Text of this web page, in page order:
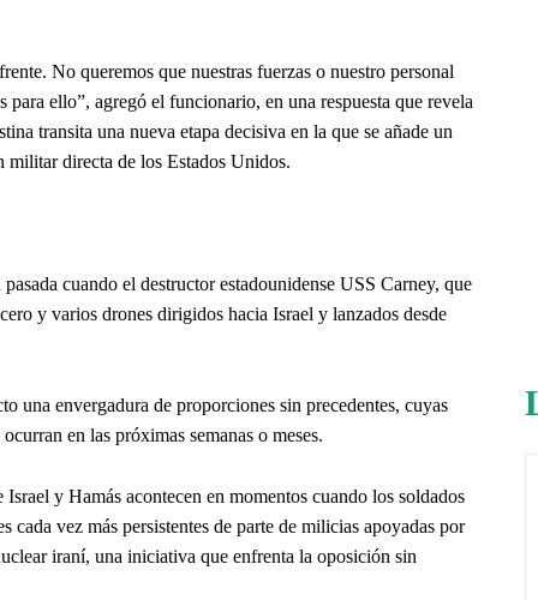
No queremos que nuestras fuerzas o nuestro personal
para ello”, agregó el funcionario, en una respuesta que revela
transita una nueva etapa decisiva en la que se añade un
directa de los Estados Unidos.
cuando el destructor estadounidense USS Carney, que
y varios drones dirigidos hacia Israel y lanzados desde
una envergadura de proporciones sin precedentes, cuyas
en las próximas semanas o meses.
y Hamás acontecen en momentos cuando los soldados
cada vez más persistentes de parte de milicias apoyadas por
iraní, una iniciativa que enfrenta la oposición sin